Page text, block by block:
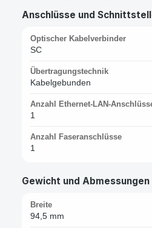
Anschlüsse und
Optischer Kabelverbinder
SC
Übertragungstechnik
Kabelgebunden
Anzahl Ethernet-LAN-
1
Anzahl Faseranschlüsse
1
Gewicht und Abmessungen
Breite
94,5 mm